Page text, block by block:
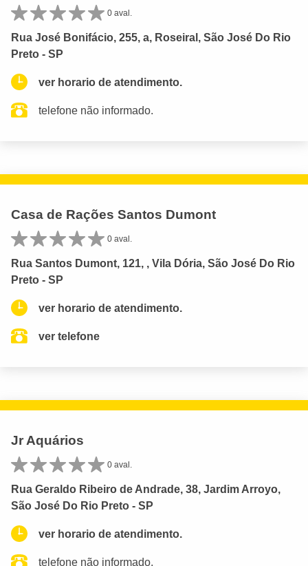
0 aval.
Rua José Bonifácio, 255, a, Roseiral, São José Do Rio
Preto - SP
ver horario de atendimento.
telefone não informado.
Casa de Rações Santos Dumont
0 aval.
Rua Santos Dumont, 121, , Vila Dória, São José Do Rio
Preto - SP
ver horario de atendimento.
ver telefone
Jr Aquários
0 aval.
Rua Geraldo Ribeiro de Andrade, 38, Jardim Arroyo,
São José Do Rio Preto - SP
ver horario de atendimento.
telefone não informado.